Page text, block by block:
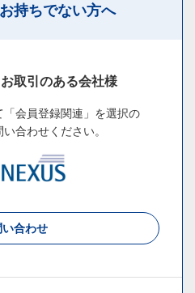
持ちでない方へ
取引のある会社様
会員登録関連」を選択の
合わせください。
い合わせ